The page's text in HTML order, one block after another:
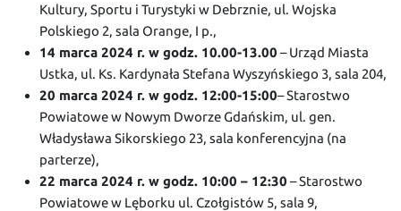
Kultury, Sportu i Turystyki w Debrznie, ul. Wojska
Polskiego 2, sala Orange, I p.,
14 marca 2024 r. w godz. 10.00-13.00 – Urząd Miasta
Ustka, ul. Ks. Kardynała Stefana Wyszyńskiego 3, sala 204,
20 marca 2024 r. w godz. 12:00-15:00– Starostwo
Powiatowe w Nowym Dworze Gdańskim, ul. gen.
Władysława Sikorskiego 23, sala konferencyjna (na
parterze),
22 marca 2024 r. w godz. 10:00 – 12:30 – Starostwo
Powiatowe w Lęborku ul. Czołgistów 5, sala 9,